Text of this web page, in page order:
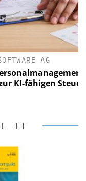
AG
Von
fähigen Steuerung
IT